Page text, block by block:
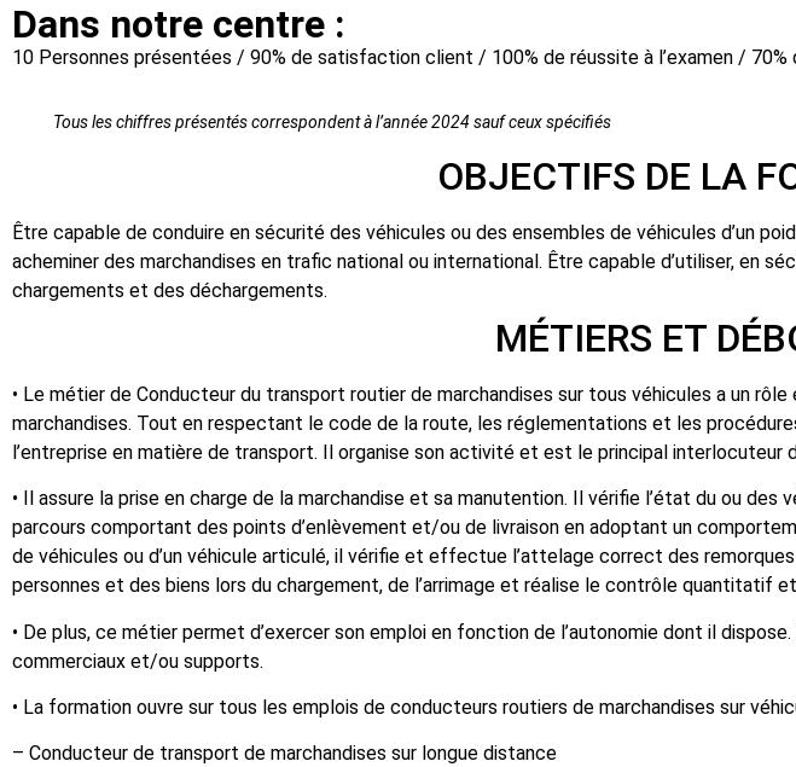
Dans notre centre :
10 Personnes présentées / 90% de satisfaction client / 100% de réussite à l’examen / 70%
Tous les chiffres présentés correspondent à l’année 2024 sauf ceux spécifiés
OBJECTIFS DE LA
Être capable de conduire en sécurité des véhicules ou des ensembles de véhicules d’un
acheminer des marchandises en trafic national ou international. Être capable d’utiliser, en
chargements et des déchargements.
MÉTIERS ET
• Le métier de Conducteur du transport routier de marchandises sur tous véhicules a un
marchandises. Tout en respectant le code de la route, les réglementations et les
l’entreprise en matière de transport. Il organise son activité et est le principal interlocuteur
• Il assure la prise en charge de la marchandise et sa manutention. Il vérifie l’état du ou
parcours comportant des points d’enlèvement et/ou de livraison en adoptant un
de véhicules ou d’un véhicule articulé, il vérifie et effectue l’attelage correct des
personnes et des biens lors du chargement, de l’arrimage et réalise le contrôle quantitatif
• De plus, ce métier permet d’exercer son emploi en fonction de l’autonomie dont il
commerciaux et/ou supports.
• La formation ouvre sur tous les emplois de conducteurs routiers de marchandises sur
– Conducteur de transport de marchandises sur longue distance